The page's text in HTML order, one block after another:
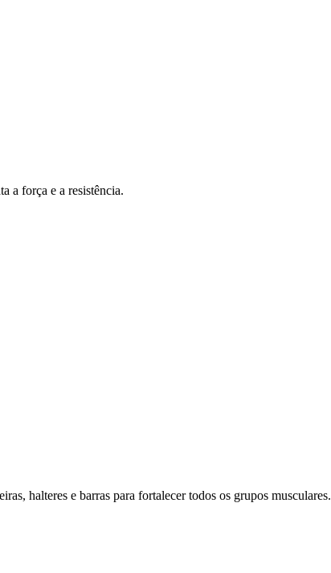
a força e a resistência.
halteres e barras para fortalecer todos os grupos musculares.